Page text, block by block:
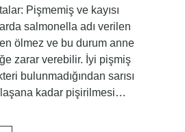
Pişmemiş ve kayısı
salmonella adı verilen
ölmez ve bu durum anne
zarar verebilir. İyi pişmiş
bulunmadığından sarısı
kadar pişirilmesi…